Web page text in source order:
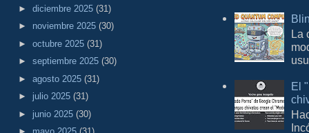
► diciembre 2025 (31)
► noviembre 2025 (30)
► octubre 2025 (31)
► septiembre 2025 (30)
► agosto 2025 (31)
► julio 2025 (31)
► junio 2025 (30)
La
El